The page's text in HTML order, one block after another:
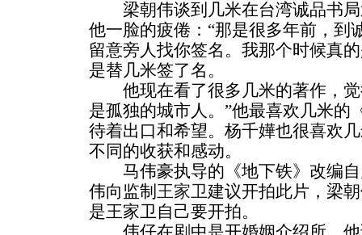
梁朝伟谈到几米在台湾诚品书局
他一脸的疲倦：“那是很多年前，到
留意旁人找你签名。我那个时候真
是替几米签了名。
他现在看了很多几米的著作，觉
是孤独的城市人。”他最喜欢几米的
待着出口和希望。杨千嬅也很喜欢
不同的收获和感动。
马伟豪执导的《地下铁》改编自
伟向监制 王家卫建议开拍此片，梁
是王家卫自己要开拍。